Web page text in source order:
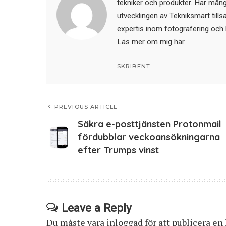
tekniker och produkter. Har
utvecklingen av Tekniksmart
expertis inom fotografering och
Läs mer om mig här.
SKRIBENT
PREVIOUS ARTICLE
Säkra e-posttjänsten Protonmail
fördubblar veckoansökningarna
efter Trumps vinst
Leave a Reply
Du måste vara inloggadför att publicera en